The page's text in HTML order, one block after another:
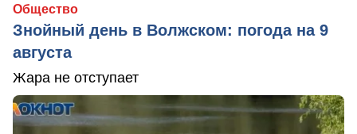
Общество
Знойный день в Волжском: погода на 9
августа
Жара не отступает